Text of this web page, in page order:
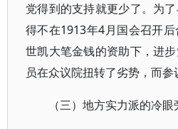
党得到的支持就更少了。为
得不在1913年4月国会召开
世凯大笔金钱的资助下，进
员在众议院扭转了劣势，而参
（三）地方实力派的冷眼